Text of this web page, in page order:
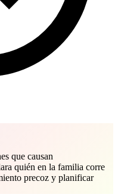
que causan
quién en la familia corre
precoz y planificar